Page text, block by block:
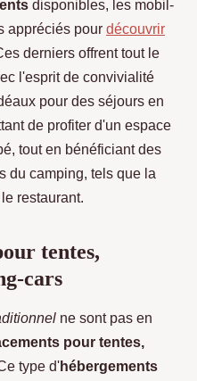
disponibles, les mobil-
appréciés pour découvrir
derniers offrent tout le
l'esprit de convivialité
pour des séjours en
de profiter d'un espace
tout en bénéficiant des
du camping, tels que la
restaurant.
tentes,
cars
ne sont pas en
pour tentes,
type d'hébergements